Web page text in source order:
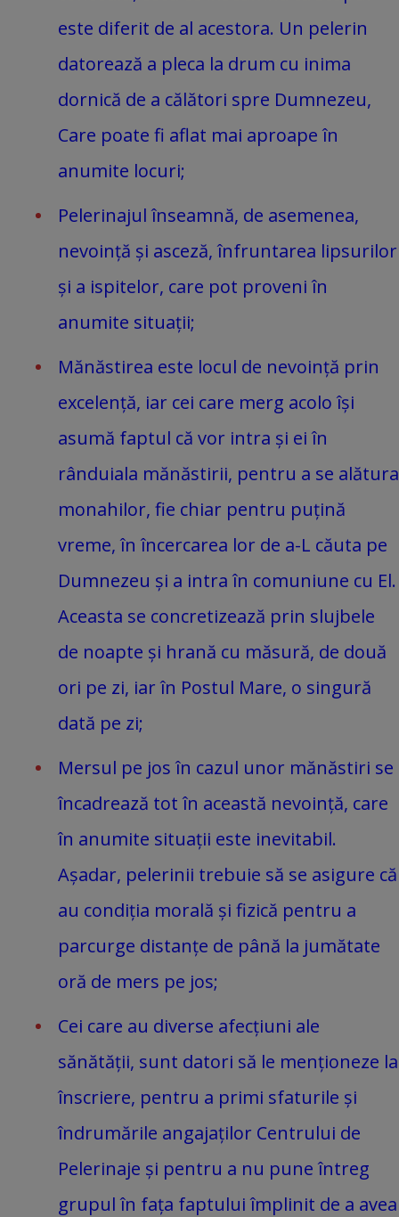
este diferit de al acestora. Un pelerin
datorează a pleca la drum cu inima
dornică de a călători spre Dumnezeu,
Care poate fi aflat mai aproape în
anumite locuri;
Pelerinajul înseamnă, de asemenea,
nevoință și asceză, înfruntarea lipsurilor
și a ispitelor, care pot proveni în
anumite situații;
Mănăstirea este locul de nevoință prin
excelență, iar cei care merg acolo își
asumă faptul că vor intra și ei în
rânduiala mănăstirii, pentru a se alătura
monahilor, fie chiar pentru puțină
vreme, în încercarea lor de a-L căuta pe
Dumnezeu și a intra în comuniune cu El.
Aceasta se concretizează prin slujbele
de noapte și hrană cu măsură, de două
ori pe zi, iar în Postul Mare, o singură
dată pe zi;
Mersul pe jos în cazul unor mănăstiri se
încadrează tot în această nevoință, care
în anumite situații este inevitabil.
Așadar, pelerinii trebuie să se asigure că
au condiția morală și fizică pentru a
parcurge distanțe de până la jumătate
oră de mers pe jos;
Cei care au diverse afecțiuni ale
sănătății, sunt datori să le menționeze la
înscriere, pentru a primi sfaturile și
îndrumările angajaților Centrului de
Pelerinaje și pentru a nu pune întreg
grupul în fața faptului împlinit de a avea